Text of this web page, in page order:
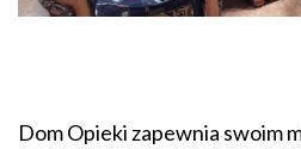
Dom Opieki zapewnia swoim